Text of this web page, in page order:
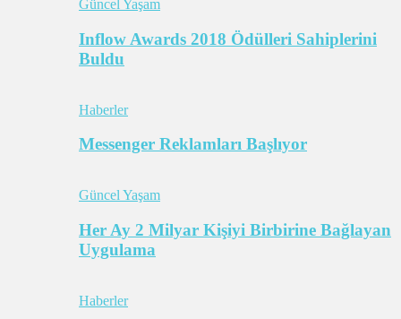
Güncel Yaşam
Inflow Awards 2018 Ödülleri Sahiplerini
Buldu
Haberler
Messenger Reklamları Başlıyor
Güncel Yaşam
Her Ay 2 Milyar Kişiyi Birbirine Bağlayan
Uygulama
Haberler